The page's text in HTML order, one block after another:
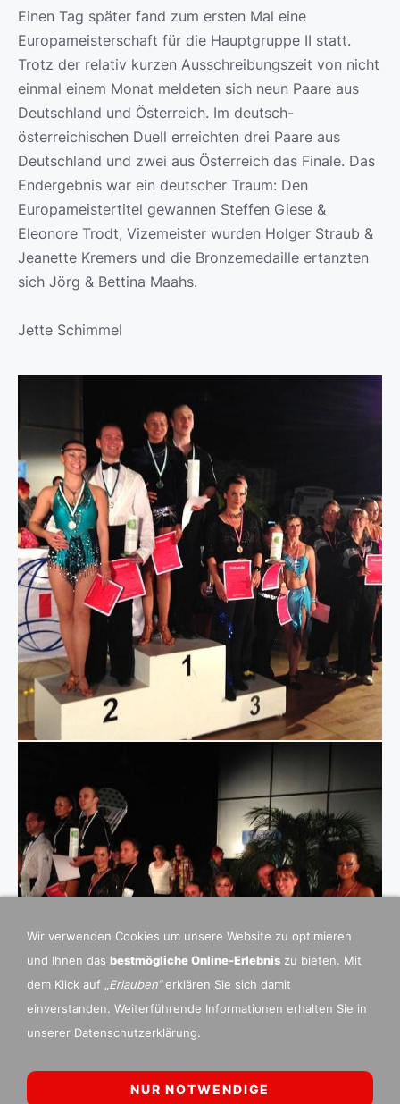
Einen Tag später fand zum ersten Mal eine
Europameisterschaft für die Hauptgruppe II statt.
Trotz der relativ kurzen Ausschreibungszeit von nicht
einmal einem Monat meldeten sich neun Paare aus
Deutschland und Österreich. Im deutsch-
österreichischen Duell erreichten drei Paare aus
Deutschland und zwei aus Österreich das Finale. Das
Endergebnis war ein deutscher Traum: Den
Europameistertitel gewannen Steffen Giese &
Eleonore Trodt, Vizemeister wurden Holger Straub &
Jeanette Kremers und die Bronzemedaille ertanzten
sich Jörg & Bettina Maahs.
Jette Schimmel
Wir verwenden Cookies um unsere Website zu optimieren
und Ihnen das bestmögliche Online-Erlebnis zu bieten. Mit
dem Klick auf
„Erlauben“erklären Sie sich damit
einverstanden. Weiterführende Informationen erhalten Sie in
unserer Datenschutzerklärung.
NUR NOTWENDIGE